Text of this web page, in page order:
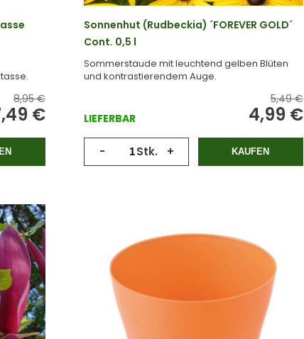
8,95 €
€
Sonnenhut (Rudbeckia) ´FOREVER GOLD´
Cont. 0,5 l
Sommerstaude mit leuchtend gelben Blüten
und kontrastierendem Auge.
LIEFERBAR
5,49 €
4,99 €
- Stk. + KAUFEN